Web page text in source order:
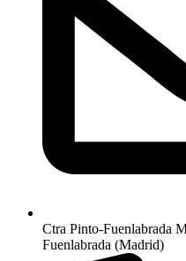
Ctra Pinto-Fuenlabrada
Fuenlabrada (Madrid)